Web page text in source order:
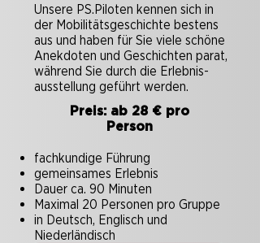
Unsere PS.Piloten kennen sich in
der Mobilitätsgeschichte bestens
aus und haben für Sie viele schöne
Anekdoten und Geschichten parat,
während Sie durch die Erlebnis-
ausstellung geführt werden.
Preis: ab 28 € pro
Person
fachkundige Führung
gemeinsames Erlebnis
Dauer ca. 90 Minuten
Maximal 20 Personen pro Gruppe
in Deutsch, Englisch und
Niederländisch